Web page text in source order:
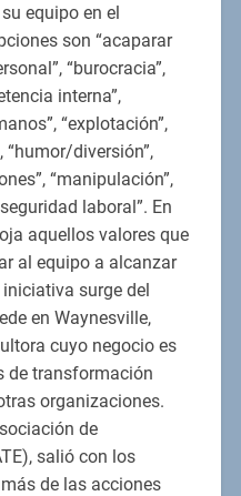
equipo en el
son “acaparar
“burocracia”,
interna”,
“explotación”,
“humor/diversión”,
“manipulación”,
laboral”. En
aquellos valores que
al equipo a alcanzar
surge del
en Waynesville,
cuyo negocio es
de transformación
organizaciones.
de
salió con los
de las acciones